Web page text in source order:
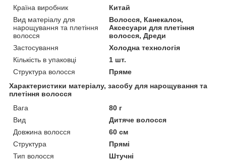
Країна виробник
Китай
Вид матеріалу для
нарощування та плетіння
волосся
Волосся, Канекалон,
Аксесуари для плетіння
волосся, Дреди
Застосування
Холодна технологія
Кількість в упаковці
1 шт.
Структура волосся
Пряме
Характеристики матеріалу, засобу для нарощування та
плетіння волосся
Вага
80 г
Вид
Дитяче волосся
Довжина волосся
60 см
Структура
Прямі
Тип волосся
Штучні